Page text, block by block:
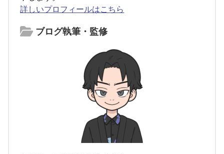
詳しいプロフィールはこちら
ブログ執筆・監修